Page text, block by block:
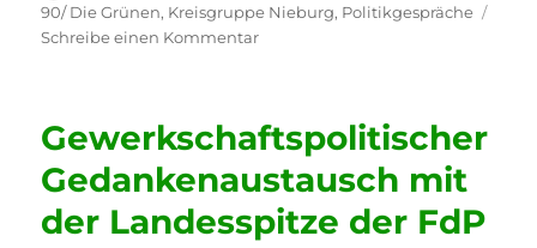
am
90/ Die Grünen, Kreisgruppe Nieburg, Politikgespräche
Schreibe einen Kommentarzu
Bündnis
Die
Grünen
Gewerkschaftspolitischer
Gedankenaustausch mit
der Landesspitze der FdP